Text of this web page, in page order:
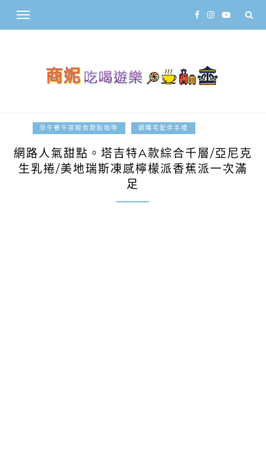
早午餐午茶輕食甜點咖啡 網購宅配伴手禮
網路人氣甜點。塔吉特A款綜合千層/亞尼克
生乳捲/美地瑞斯凍感檸檬派香蕉派一次滿
足